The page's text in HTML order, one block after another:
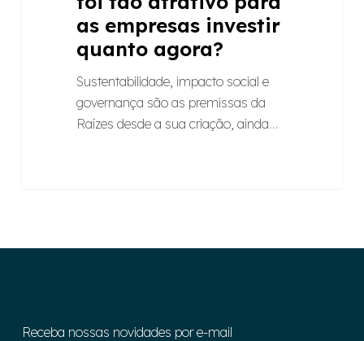
as empresas investir
quanto agora?
Sustentabilidade, impacto social e
governança são as premissas da
Raízes desde a sua criação, ainda…
Receba nossas novidades por e-mail